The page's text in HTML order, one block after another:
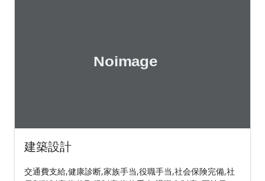
建築設計
交通費支給,健康診断,家族手当,役職手当,社会保険完備,社